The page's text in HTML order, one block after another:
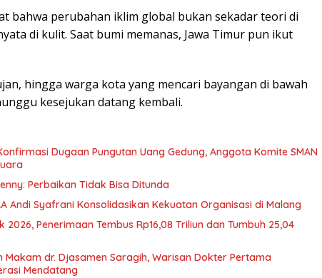
bahwa perubahan iklim global bukan sekadar teori di
di kulit. Saat bumi memanas, Jawa Timur pun ikut
hingga warga kota yang mencari bayangan di bawah
kesejukan datang kembali.
Dugaan Pungutan Uang Gedung, Anggota Komite SMAN
Perbaikan Tidak Bisa Ditunda
Andi Syafrani Konsolidasikan Kekuatan Organisasi di Malang
Penerimaan Tembus Rp16,08 Triliun dan Tumbuh 25,04
Makam dr. Djasamen Saragih, Warisan Dokter Pertama
Mendatang